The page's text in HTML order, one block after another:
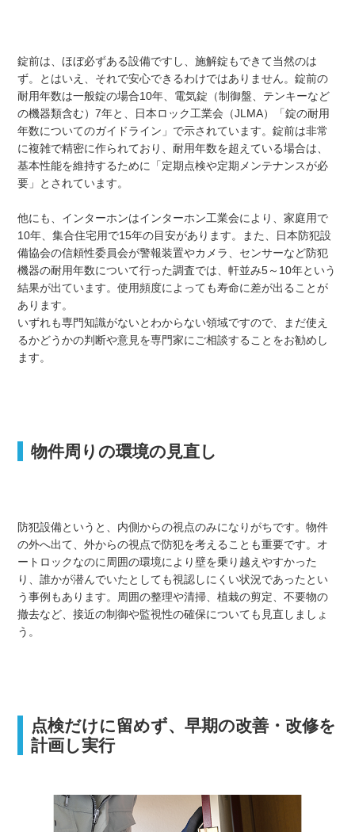
錠前は、ほぼ必ずある設備ですし、施解錠もできて当然のは
ず。とはいえ、それで安心できるわけではありません。錠前の
耐用年数は一般錠の場合10年、電気錠（制御盤、テンキーなど
の機器類含む）7年と、日本ロック工業会（JLMA）「錠の耐用
年数についてのガイドライン」で示されています。錠前は非常
に複雑で精密に作られており、耐用年数を超えている場合は、
基本性能を維持するために「定期点検や定期メンテナンスが必
要」とされています。
他にも、インターホンはインターホン工業会により、家庭用で
10年、集合住宅用で15年の目安があります。また、日本防犯設
備協会の信頼性委員会が警報装置やカメラ、センサーなど防犯
機器の耐用年数について行った調査では、軒並み5～10年という
結果が出ています。使用頻度によっても寿命に差が出ることが
あります。
いずれも専門知識がないとわからない領域ですので、まだ使え
るかどうかの判断や意見を専門家にご相談することをお勧めし
ます。
物件周りの環境の見直し
防犯設備というと、内側からの視点のみになりがちです。物件
の外へ出て、外からの視点で防犯を考えることも重要です。オ
ートロックなのに周囲の環境により壁を乗り越えやすかった
り、誰かが潜んでいたとしても視認しにくい状況であったとい
う事例もあります。周囲の整理や清掃、植栽の剪定、不要物の
撤去など、接近の制御や監視性の確保についても見直しましょ
う。
点検だけに留めず、早期の改善・改修を
計画し実行